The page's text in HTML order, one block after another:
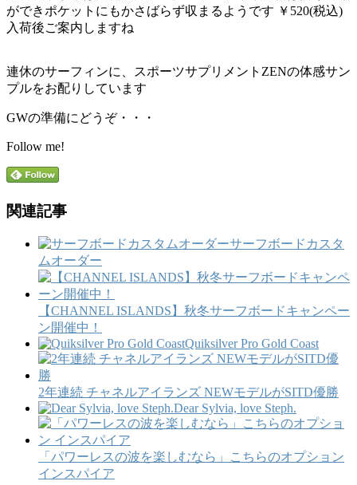
ができポケットにもかさばらず収まるようです ￥520(税込)
入荷後ご案内しますね
連休のサーフィンに、スポーツサプリメントZENの体感サン
プルをお配りしています
GWの準備にどうぞ・・・
Follow me!
関連記事
サーフボードカスタ
ムオーダー
【CHANNEL ISLANDS】秋冬サーフボードキャンペー
ン開催中！
Quiksilver Pro Gold Coast
2年連続 チャネルアイランズ NEWモデルがSITD優勝
Dear Sylvia, love Steph.
「パワーレスの波を楽しむなら」こちらのオプション
インスパイア